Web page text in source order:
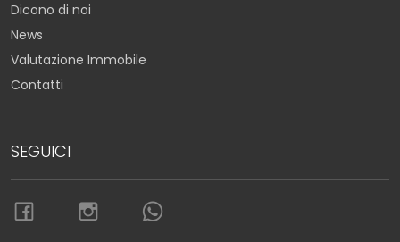
Dicono di noi
News
Valutazione Immobile
Contatti
SEGUICI